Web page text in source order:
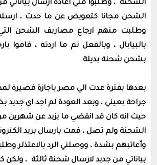
الشحنة ، وطلبوا مني اعادة ارسال بياناتي
الشحن مجانا كتعويض عن ما حدث ، ارسلت
وطلبت منهم ارجاع مصاريف الشحن
بالبيابال ، وبالفعل تم ما اردته ، قاموا
بشحن شحنة بديلة
بعدها بفترة عدت الي مصر باجازة قصيرة
جراحة بعيني ، وبعد العودة لم اجد اي
حيث انه كان قد انقضي ما يزيد عن شهرين
الشحنة ولم تصل ، قمت بارسال بريد
وأعاتبهم بشدة ، ووصلني الرد بالاعتذلر
بياناتي من جديد لارسال شحنة ثالثة ،